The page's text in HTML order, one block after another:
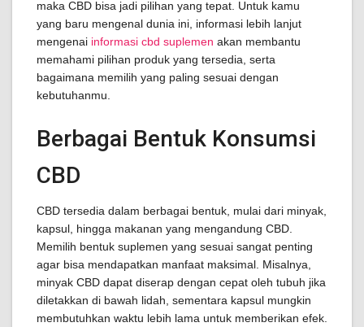
maka CBD bisa jadi pilihan yang tepat. Untuk kamu
yang baru mengenal dunia ini, informasi lebih lanjut
mengenai informasi cbd suplemen akan membantu
memahami pilihan produk yang tersedia, serta
bagaimana memilih yang paling sesuai dengan
kebutuhanmu.
Berbagai Bentuk Konsumsi
CBD
CBD tersedia dalam berbagai bentuk, mulai dari minyak,
kapsul, hingga makanan yang mengandung CBD.
Memilih bentuk suplemen yang sesuai sangat penting
agar bisa mendapatkan manfaat maksimal. Misalnya,
minyak CBD dapat diserap dengan cepat oleh tubuh jika
diletakkan di bawah lidah, sementara kapsul mungkin
membutuhkan waktu lebih lama untuk memberikan efek.